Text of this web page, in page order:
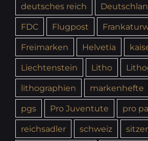
deutsches reich
FDC
Flugpost
Freimarken
Helvetia
Liechtenstein
Litho
lithographien
markenhefte
pgs
Pro Juventute pro
reichsadler
schweiz